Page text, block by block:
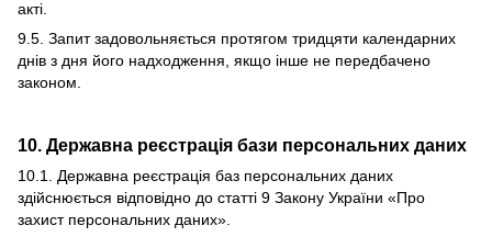
акті.
9.5. Запит задовольняється протягом тридцяти календарних
днів з дня його надходження, якщо інше не передбачено
законом.
10. Державна реєстрація бази персональних даних
10.1. Державна реєстрація баз персональних даних
здійснюється відповідно до статті 9 Закону України «Про
захист персональних даних».